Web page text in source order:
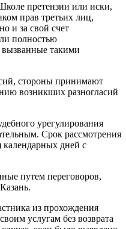
претензии или иски,
прав третьих лиц,
и за свой счет
полностью
такими
стороны принимают
возникших разногласий
урегулирования
Срок рассмотрения
календарных дней с
путем переговоров,
из прохождения
услугам без возврата